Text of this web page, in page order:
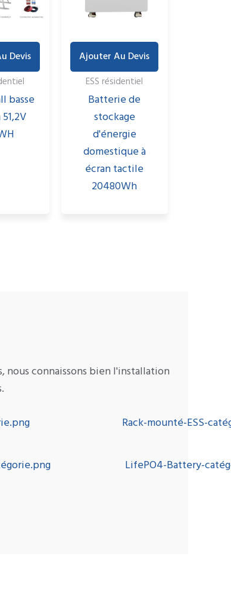
Devis
basse
Ajouter Au Devis
ESS résidentiel
Batterie de
stockage
d'énergie
domestique à
écran tactile
20480Wh
nous connaissons bien l'installation